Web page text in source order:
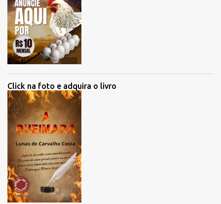
Click na foto e adquira o livro